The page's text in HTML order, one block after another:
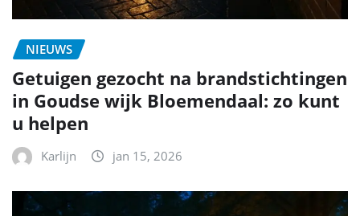
NIEUWS
Getuigen gezocht na brandstichtingen
in Goudse wijk Bloemendaal: zo kunt
u helpen
Karlijn jan 15, 2026